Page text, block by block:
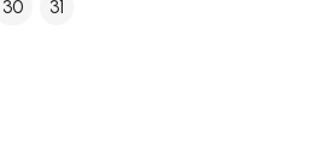
30 31